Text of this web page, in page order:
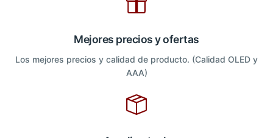
Mejores precios y ofertas
Los mejores precios y calidad de producto. (Calidad OLED y
AAA)